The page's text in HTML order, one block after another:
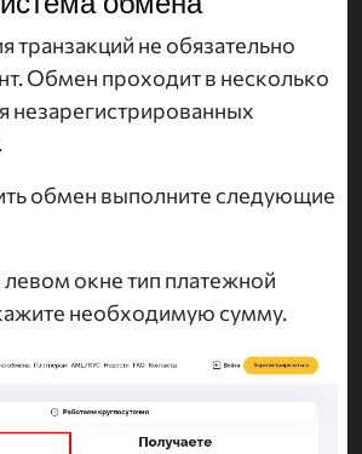
транзакций не обязательно
Обмен проходит в несколько
незарегистрированных
обмен выполните следующие
окне тип платежной
необходимую сумму.